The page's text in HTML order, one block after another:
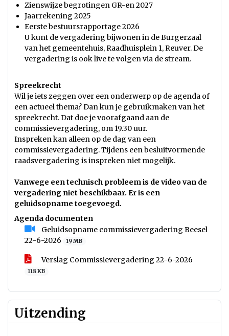
Zienswijze begrotingen GR-en 2027
Jaarrekening 2025
Eerste bestuursrapportage 2026
U kunt de vergadering bijwonen in de Burgerzaal
van het gemeentehuis, Raadhuisplein 1, Reuver. De
vergadering is ook live te volgen via de stream.
Spreekrecht
Wil je iets zeggen over een onderwerp op de agenda of
een actueel thema? Dan kun je gebruikmaken van het
spreekrecht. Dat doe je voorafgaand aan de
commissievergadering, om 19.30 uur.
Inspreken kan alleen op de dag van een
commissievergadering. Tijdens een besluitvormende
raadsvergadering is inspreken niet mogelijk.
Vanwege een technisch probleem is de video van de
vergadering niet beschikbaar. Er is een
geluidsopname toegevoegd.
Agenda documenten
Geluidsopname commissievergadering Beesel
22-6-2026
19 MB
Verslag Commissievergadering 22-6-2026
118 KB
Uitzending